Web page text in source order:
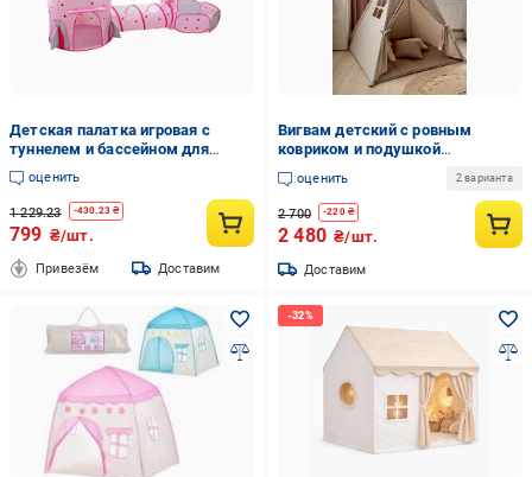
Детская палатка игровая с
туннелем и бассейном для
шаров Розовый (401091)
оценить
1 229.23 -430.23 ₴
799 ₴/шт.
Привезём Доставим
Вигвам детский с ровным
ковриком и подушкой
120х120х150 см Бежевый
оценить 2 варианта
2 700 -220₴
2 480 ₴/шт.
Доставим